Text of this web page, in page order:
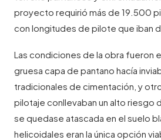
proyecto requirió más de 19.500
con longitudes de pilote que iban
Las condiciones de la obra fueron
gruesa capa de pantano hacía
tradicionales de cimentación, y
pilotaje conllevaban un alto riesgo
se quedase atascada en el suelo
helicoidales eran la única opción